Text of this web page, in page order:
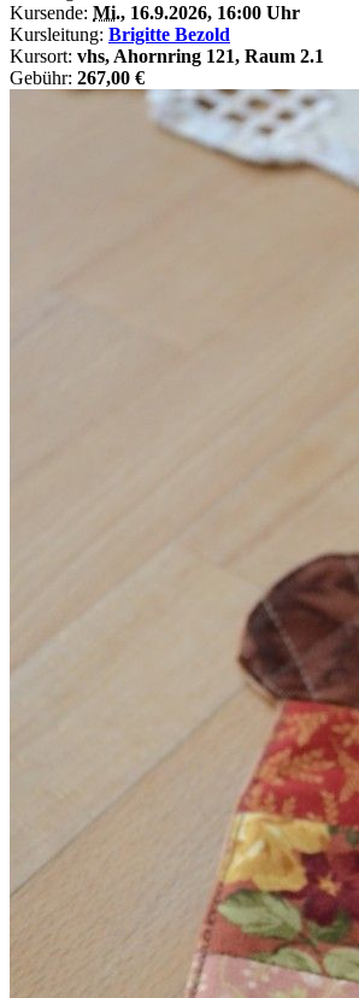
Kursende: Mi., 16.9.2026, 16:00 Uhr
Kursleitung: Brigitte Bezold
Kursort: vhs, Ahornring 121, Raum 2.1
Gebühr: 267,00 €